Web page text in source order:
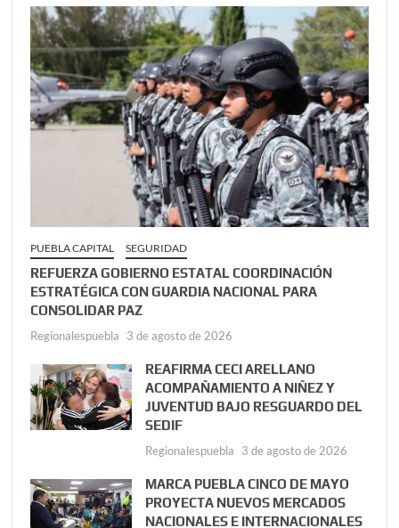
PUEBLA CAPITAL SEGURIDAD
REFUERZA GOBIERNO ESTATAL COORDINACIÓN
ESTRATÉGICA CON GUARDIA NACIONAL PARA
CONSOLIDAR PAZ
Regionalespuebla 3 de agosto de 2026
REAFIRMA CECI ARELLANO
ACOMPAÑAMIENTO A NIÑEZ Y
JUVENTUD BAJO RESGUARDO DEL
SEDIF
Regionalespuebla 3 de agosto de 2026
MARCA PUEBLA CINCO DE MAYO
PROYECTA NUEVOS MERCADOS
NACIONALES E INTERNACIONALES